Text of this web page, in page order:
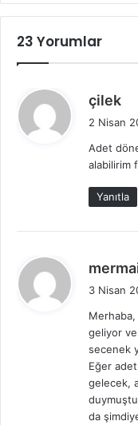
23 Yorumlar
çilek
i
k
i
:
2 Nisan
Adet
alabilirim
Yanıtla
3 Nisan
geliyor ve
secenek
Eğer adet
gelecek,
da